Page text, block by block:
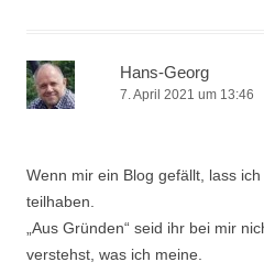
Hans-Georg
7. April 2021 um 13:46
Wenn mir ein Blog gefällt, lass
teilhaben.
„Aus Gründen“ seid ihr bei mir
verstehst, was ich meine.